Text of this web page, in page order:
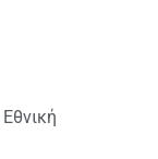
Εθνική